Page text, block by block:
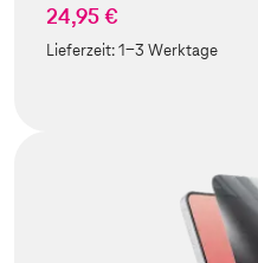
24,95 €
Lieferzeit:1-3 Werktage